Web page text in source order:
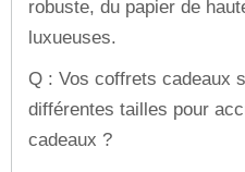
robuste, du papier de
luxueuses.
Q : Vos coffrets cadeaux
différentes tailles pour
cadeaux ?